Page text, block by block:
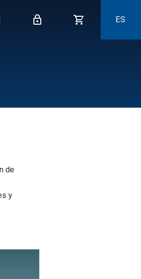
ES
de
y